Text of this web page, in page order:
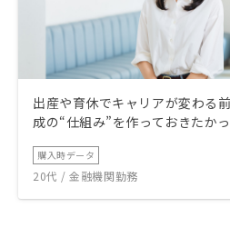
出産や育休でキャリアが変わる
成の“仕組み”を作っておきたかっ
購入時データ
20代 / 金融機関勤務